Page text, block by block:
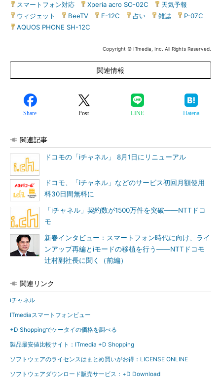
スマートフォン対応
Xperia acro SO-02C 天気予報
ウィジェット
BeeTV F-12C 占い 雑誌 P-07C
AQUOS PHONE SH-12C
Copyright © ITmedia, Inc. All Rights Reserved.
関連情報
Share Post LINE Hatena
関連記事
ドコモの「iチャネル」 8月1日にリニューアル
ドコモ、「iチャネル」などのサービス初回月額使用
料30日間無料に
「iチャネル」契約数が1500万件を突破――NTTドコ
モ
新春インタビュー：スマートフォン時代に向け、ライ
ンアップ再編とiモードの移植を行う――NTTドコモ
辻村副社長に聞く（前編）
関連リンク
iチャネル
ITmediaスマートフォンビュー
+D Shoppingでケータイの価格を調べる
製品最安値比較サイト：ITmedia +D Shopping
ソフトウェアのライセンスはまとめ買いがお得：LICENSE ONLINE
ソフトウェアダウンロード販売サービス：+D Download